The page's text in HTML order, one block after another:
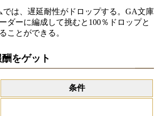
は、遅延耐性がドロップする。GA文庫
ダーに編成して挑むと100％ドロップと
ことができる。
をゲット
条件